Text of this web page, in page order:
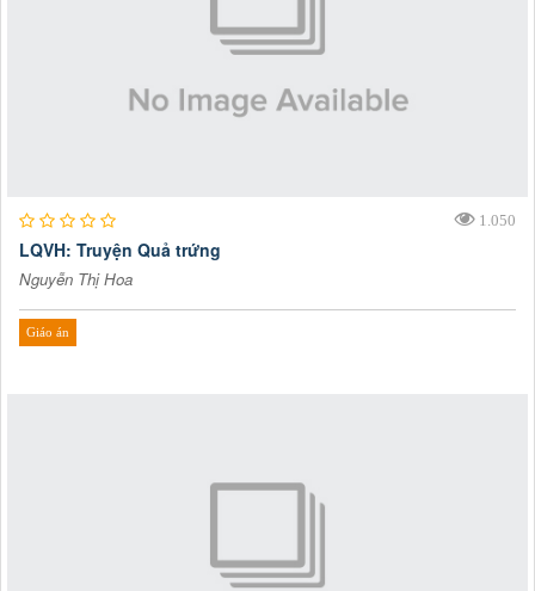
1.050
LQVH: Truyện Quả trứng
Nguyễn Thị Hoa
Giáo án